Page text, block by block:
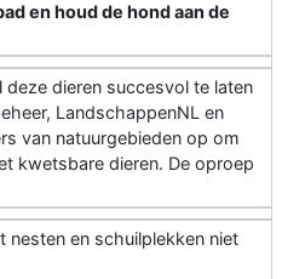
en houd de hond aan de
dieren succesvol te laten
LandschappenNL en
van natuurgebieden op om
kwetsbare dieren. De oproep
nesten en schuilplekken niet